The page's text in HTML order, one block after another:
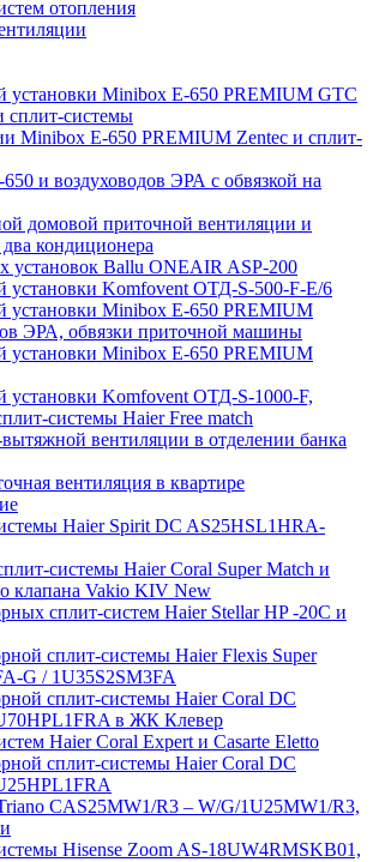
отопления
установки Minibox E-650 PREMIUM GTC
сплит-системы
Minibox E-650 PREMIUM Zentec и сплит-
и воздуховодов ЭРА с обвязкой на
домовой приточной вентиляции и
два кондиционера
установок Ballu ONEAIR ASP-200
установки Komfovent ОТД-S-500-F-E/6
установки Minibox E-650 PREMIUM
ЭРА, обвязки приточной машины
установки Minibox E-650 PREMIUM
Komfovent ОТД-S-1000-F,
системы Haier Free match
вентиляции в отделении банка
вентиляция в квартире
Haier Spirit DC AS25HSL1HRA-
системы Haier Coral Super Match и
клапана Vakio KIV New
сплит-систем Haier Stellar HP -20С и
сплит-системы Haier Flexis Super
G / 1U35S2SM3FA
сплит-системы Haier Coral DC
в ЖК Клевер
Haier Coral Expert и Casarte Eletto
сплит-системы Haier Coral DC
CAS25MW1/R3 – W/G/1U25MW1/R3,
Hisense Zoom AS-18UW4RMSKB01,